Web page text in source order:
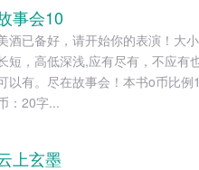
事会10
酒已备好，请开始你的表演！大小
短，高低深浅,应有尽有，不应有
以有。尽在故事会！本书o币比例
：20字...
上玄墨